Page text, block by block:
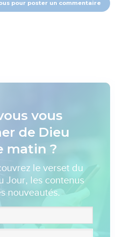
pour poster un commentaire
vous
de Dieu
matin ?
le verset du
Jour, les contenus
nouveautés.